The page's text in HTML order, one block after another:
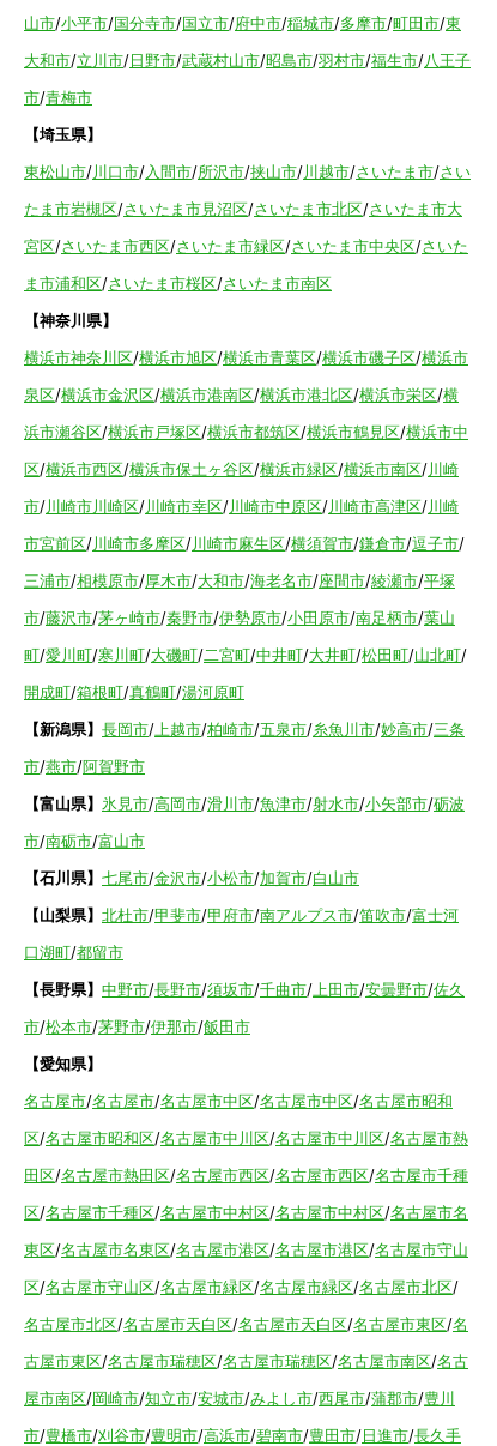
山市/小平市/国分寺市/国立市/府中市/稲城市/多摩市/町田市/東
大和市/立川市/日野市/武蔵村山市/昭島市/羽村市/福生市/八王子
市/青梅市
【埼玉県】
東松山市/川口市/入間市/所沢市/挟山市/川越市/さいたま市/さい
たま市岩槻区/さいたま市見沼区/さいたま市北区/さいたま市大
宮区/さいたま市西区/さいたま市緑区/さいたま市中央区/さいた
ま市浦和区/さいたま市桜区/さいたま市南区
【神奈川県】
横浜市神奈川区/横浜市旭区/横浜市青葉区/横浜市磯子区/横浜市
泉区/横浜市金沢区/横浜市港南区/横浜市港北区/横浜市栄区/横
浜市瀬谷区/横浜市戸塚区/横浜市都筑区/横浜市鶴見区/横浜市中
区/横浜市西区/横浜市保土ヶ谷区/横浜市緑区/横浜市南区/川崎
市/川崎市川崎区/川崎市幸区/川崎市中原区/川崎市高津区/川崎
市宮前区/川崎市多摩区/川崎市麻生区/横須賀市/鎌倉市/逗子市/
三浦市/相模原市/厚木市/大和市/海老名市/座間市/綾瀬市/平塚
市/藤沢市/茅ヶ崎市/秦野市/伊勢原市/小田原市/南足柄市/葉山
町/愛川町/寒川町/大磯町/二宮町/中井町/大井町/松田町/山北町/
開成町/箱根町/真鶴町/湯河原町
【新潟県】 長岡市/ 上越市/柏崎市/五泉市/糸魚川市/妙高市/三条
市/燕市/阿賀野市
【富山県】 氷見市/高岡市/滑川市/魚津市/射水市/小矢部市/砺波
市/南砺市/富山市
【石川県】 七尾市/金沢市/小松市/加賀市/白山市
【山梨県】 北杜市/甲斐市/甲府市/南アルプス市/笛吹市/富士河
口湖町/都留市
【長野県】 中野市/長野市/須坂市/千曲市/ 上田市/安曇野市/佐久
市/松本市/茅野市/伊那市/飯田市
【愛知県】
名古屋市/名古屋市/名古屋市中区/名古屋市中区/名古屋市昭和
区/名古屋市昭和区/名古屋市中川区/名古屋市中川区/名古屋市熱
田区/名古屋市熱田区/名古屋市西区/名古屋市西区/名古屋市千種
区/名古屋市千種区/名古屋市中村区/名古屋市中村区/名古屋市名
東区/名古屋市名東区/名古屋市港区/名古屋市港区/名古屋市守山
区/名古屋市守山区/名古屋市緑区/名古屋市緑区/名古屋市北区/
名古屋市北区/名古屋市天白区/名古屋市天白区/名古屋市東区/名
古屋市東区/名古屋市瑞穂区/名古屋市瑞穂区/名古屋市南区/名古
屋市南区/岡崎市/知立市/安城市/みよし市/西尾市/蒲郡市/豊川
市/豊橋市/刈谷市/豊明市/高浜市/碧南市/豊田市/日進市/長久手